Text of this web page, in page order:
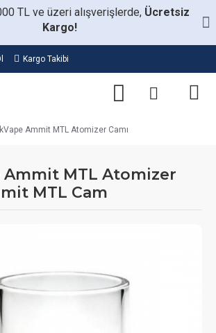
TL ve üzeri alışverişlerde, Ücretsiz
Kargo!
Kargo Takibi
Ammit MTL Atomizer Camı
Ammit MTL Atomizer
MTL Cam